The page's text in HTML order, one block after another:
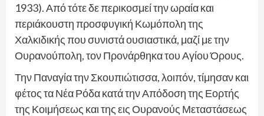
1933). Από τότε δε περικοσμεί την ωραία και
περιάκουστη προσφυγική Κωμόπολη της
Χαλκιδικής που συνιστά ουσιαστικά, μαζί με την
Ουρανούπολη, τον Προνάρθηκα του Αγίου Όρους.
Την Παναγία την Σκουπιώτισσα, λοιπόν, τίμησαν και
φέτος τα Νέα Ρόδα κατά την Απόδοση της Εορτής
της Κοιμήσεως και της εις Ουρανούς Μεταστάσεως